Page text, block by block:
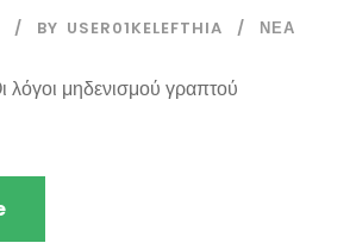
BY USER01KELEFTHIA ΝΈΑ
λόγοι μηδενισμού γραπτού